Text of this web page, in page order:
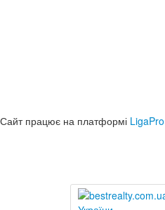
Сайт працює на платформі LigaPro